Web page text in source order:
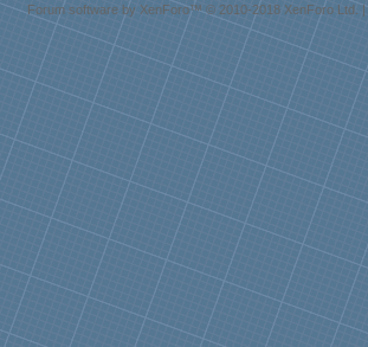
Forum software by XenForo™© 2010-2018 XenForo Ltd. |